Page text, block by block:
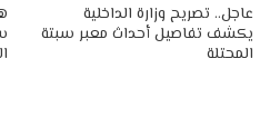
عاجل.. تصريح وزارة الداخلية
يكشف تفاصيل أحداث معبر سبتة
المحتلة